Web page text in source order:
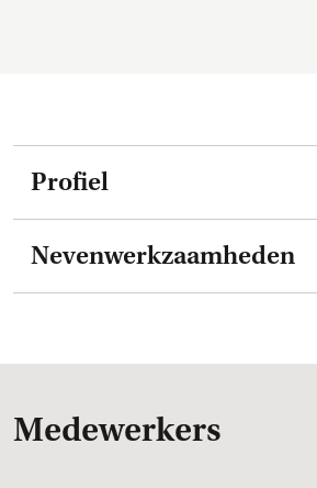
Profiel
Nevenwerkzaamheden
Medewerkers